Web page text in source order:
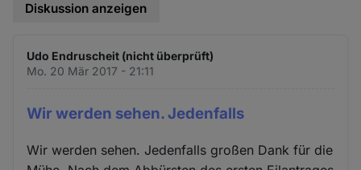
Diskussion anzeigen
Udo Endruscheit (nicht überprüft)
Mo. 20 Mär 2017 - 21:11
Wir werden sehen. Jedenfalls
Wir werden sehen. Jedenfalls großen Dank für die